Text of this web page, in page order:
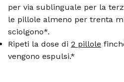
per via sublinguale per la
le pillole almeno per trenta
sciolgono*.
Ripeti la dose di 2 pillole
vengono espulsi.*